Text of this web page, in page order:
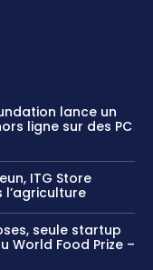
lance un
ligne sur des PC
ITG Store
l’agriculture
seule startup
World Food Prize –